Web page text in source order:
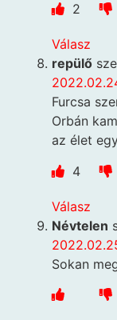
2
Válasz
repülő
Furcsa
Orbán
az élet
4
Válasz
Névtelen
Sokan